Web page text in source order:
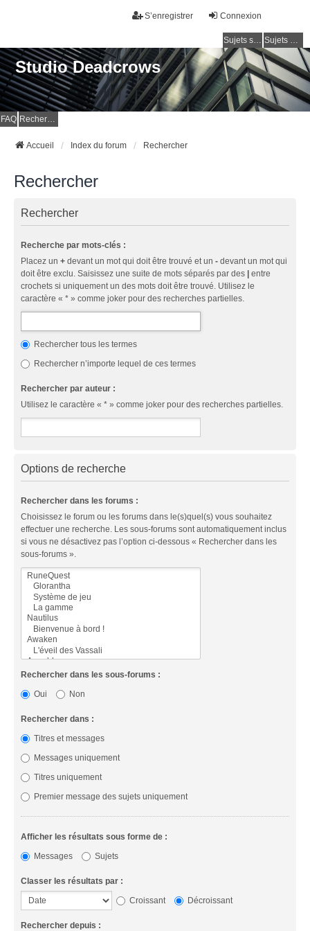
Connexion
S’enregistrer
Sujets sans réponse Sujets actifs
Studio Deadcrows
FAQ Rechercher
Accueil Index du forum Rechercher
Rechercher
Rechercher
Recherche par mots-clés :
Placez un + devant un mot qui doit être trouvé et un - devant un mot qui
doit être exclu. Saisissez une suite de mots séparés par des | entre
crochets si uniquement un des mots doit être trouvé. Utilisez le
caractère « * » comme joker pour des recherches partielles.
Rechercher tous les termes
Rechercher n’importe lequel de ces termes
Rechercher par auteur :
Utilisez le caractère « * » comme joker pour des recherches partielles.
Options de recherche
Rechercher dans les forums :
Choisissez le forum ou les forums dans le(s)quel(s) vous souhaitez
effectuer une recherche. Les sous-forums sont automatiquement inclus
si vous ne désactivez pas l’option ci-dessous « Rechercher dans les
sous-forums ».
Rechercher dans les sous-forums :
Oui
Non
Rechercher dans :
Titres et messages
Messages uniquement
Titres uniquement
Premier message des sujets uniquement
Afficher les résultats sous forme de :
Messages
Sujets
Classer les résultats par :
Croissant
Décroissant
Rechercher depuis :